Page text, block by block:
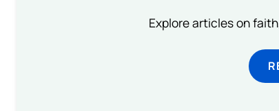
Explore articles on